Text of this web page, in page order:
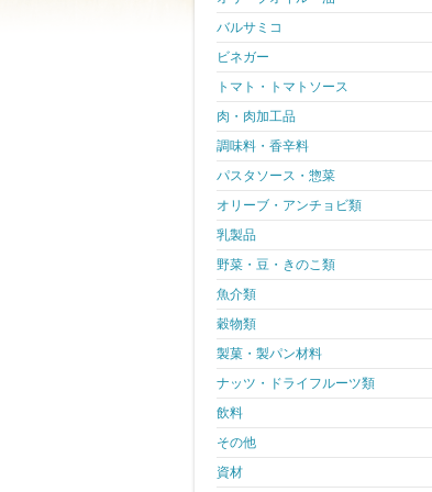
バルサミコ
ビネガー
トマト・トマトソース
肉・肉加工品
調味料・香辛料
パスタソース・惣菜
オリーブ・アンチョビ類
乳製品
野菜・豆・きのこ類
魚介類
穀物類
製菓・製パン材料
ナッツ・ドライフルーツ類
飲料
その他
資材